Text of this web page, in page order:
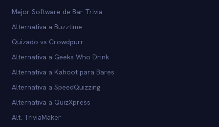
Mejor Software de Bar Trivia
Alternativa a Buzztime
Quizado vs Crowdpurr
Alternativa a Geeks Who Drink
Alternativa a Kahoot para Bares
Alternativa a SpeedQuizzing
Alternativa a QuizXpress
Alt. TriviaMaker